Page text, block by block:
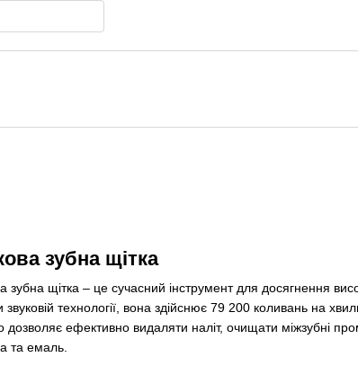
зубна щітка
зубна щітка – це сучасний інструмент для досягнення
технології, вона здійснює 79 200 коливань на
ефективно видаляти наліт, очищати міжзубні
та емаль.